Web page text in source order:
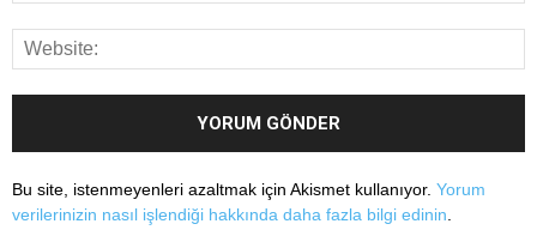
Bu site, istenmeyenleri azaltmak için Akismet kullanıyor. Yorum
verilerinizin nasıl işlendiği hakkında daha fazla bilgi edinin